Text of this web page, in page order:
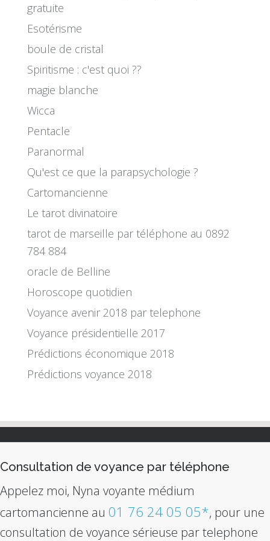
gratuite
Esotérisme
boule de cristal
Spiritisme : c'est quoi ??
magie blanche
Wicca
Pentacle
Paranormal
Qu'est ce que la parapsychologie ?
Cartomancienne
Le tarot divinatoire
tarot de marseille par téléphone au 0892
784 884
oracle de Belline
Horoscope quotidien
Voyance avenir 2018 par telephone
Voyance présidentielle 2017
Prédictions économique 2018
Prédictions voyance 2018
Consultation de voyance par téléphone
Appelez moi, Nyna voyante médium
cartomancienne au 01 76 24 05 05*, pour une
consultation de voyance sérieuse par telephone